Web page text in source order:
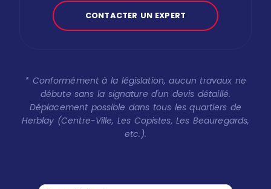
CONTACTER UN EXPERT
* Conformément à la législation, aucun travaux ne
débute sans la signature d'un devis détaillé.
Déplacement possible dans tous les quartiers de
Herblay (Centre-Ville, Les Copistes, Les Beauregards,
etc.).